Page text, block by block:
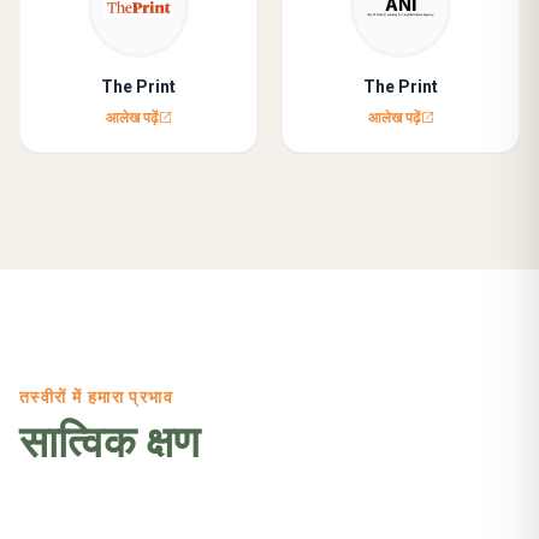
The Print
आलेख पढ़ेंopen_in_new
The Print
आलेख पढ़ेंopen_in_new
तस्वीरों में हमारा प्रभाव
सात्विक क्षण